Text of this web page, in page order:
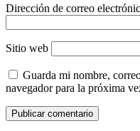
Dirección de correo
Sitio web
Guarda mi nombre,
navegador para la próxima